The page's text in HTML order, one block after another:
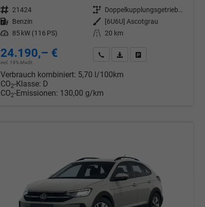
Fahrzeugnr. 21424 Getriebe
Doppelkupplungsgetriebe (DSG)
Kraftstoff Benzin Außenfarbe
[6U6U] Ascotgrau
Leistung 85 kW (116 PS) Kilometerstand 20 km
24.190,– €
incl. 19% MwSt.
Wir rufen Sie an
PDF-Datei, Fahrzeugexposé
Drucken, parken oder
Verbrauch kombiniert: 5,70 l/100km
CO2-Klasse: D
CO2-Emissionen: 130,00 g/km